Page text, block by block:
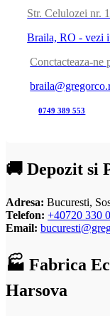
Str. Celulozei nr.
Braila, RO - vezi
Conctacteaza-ne
0749 389 553
🚚 Depozit si
Adresa: Bucuresti,
Telefon: +40720 330
Email:
🏭 Fabrica
Harsova